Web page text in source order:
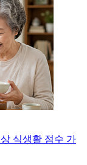
식생활 점수 가